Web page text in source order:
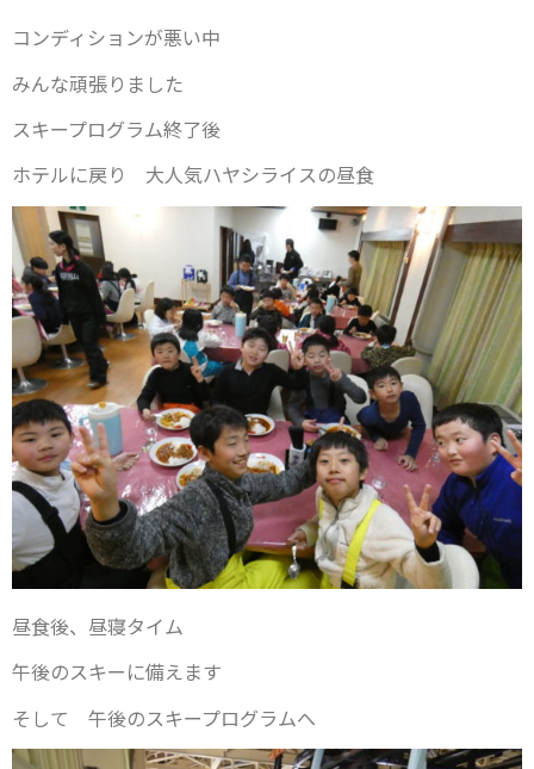
コンディションが悪い中
みんな頑張りました
スキープログラム終了後
ホテルに戻り 大人気ハヤシライスの昼食
昼食後、昼寝タイム
午後のスキーに備えます
そして 午後のスキープログラムへ